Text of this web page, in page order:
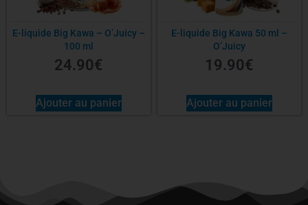
E-liquide Big Kawa – O’Juicy –
100 ml
24.90€
Ajouter au panier
E-liquide Big Kawa 50 ml –
O’Juicy
19.90€
Ajouter au panier